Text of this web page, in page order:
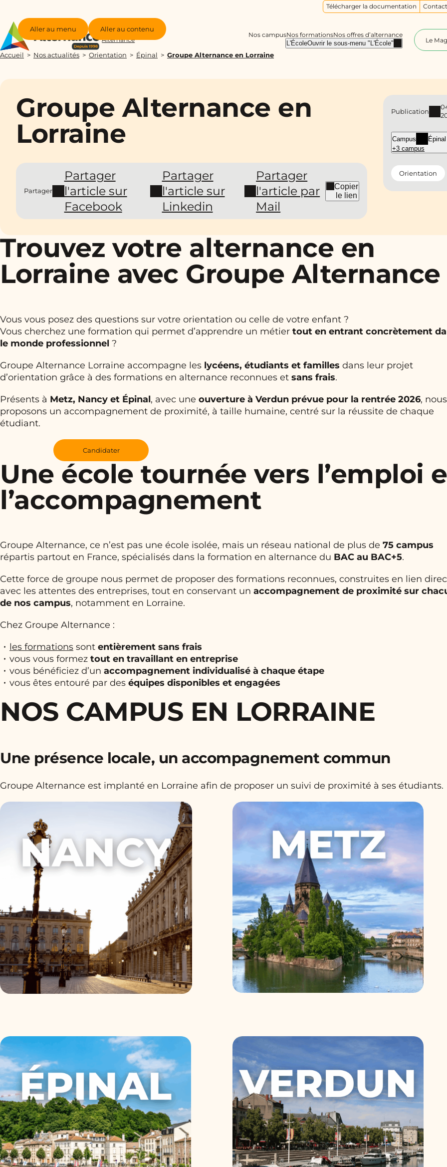
Aller au menu Aller au contenu
Groupe
Alternance
Nos campusNos formationsNos offres d’alternance
L'ÉcoleOuvrir le sous-menu "L'École" Le
Télécharger la documentation
Accueil Nos actualités Orientation Épinal Groupe Alternance en Lorraine
Groupe Alternance en
Lorraine
Partager
Partager
l'article sur
Facebook
Partager
l'article sur
Linkedin
Partager
l'article par
Mail
Copier
le lien
Publication
Campus
Épinal
+3 campus
Orientation
Trouvez votre alternance en
Lorraine avec Groupe Alternance
Vous vous posez des questions sur votre orientation ou celle de votre enfant ?
Vous cherchez une formation qui permet d’apprendre un métier tout en entrant concrètement
le monde professionnel ?
Groupe Alternance Lorraine accompagne les lycéens, étudiants et familles dans leur projet
d’orientation grâce à des formations en alternance reconnues et sans frais.
Présents à Metz, Nancy et Épinal, avec une ouverture à Verdun prévue pour la rentrée 2026, nous
proposons un accompagnement de proximité, à taille humaine, centré sur la réussite de chaque
étudiant.
Candidater
Une école tournée vers l’emploi
l’accompagnement
Groupe Alternance, ce n’est pas une école isolée, mais un réseau national de plus de 75 campus
répartis partout en France, spécialisés dans la formation en alternance du BAC au BAC+5.
Cette force de groupe nous permet de proposer des formations reconnues, construites en lien
avec les attentes des entreprises, tout en conservant un accompagnement de proximité sur
de nos campus, notamment en Lorraine.
Chez Groupe Alternance :
les formations sont entièrement sans frais
vous vous formez tout en travaillant en entreprise
vous bénéficiez d’un accompagnement individualisé à chaque étape
vous êtes entouré par des équipes disponibles et engagées
NOS CAMPUS EN LORRAINE
Une présence locale, un accompagnement commun
Groupe Alternance est implanté en Lorraine afin de proposer un suivi de proximité à ses étudiants.